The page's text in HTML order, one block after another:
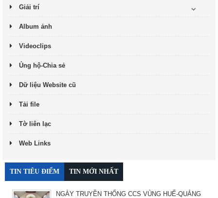
Giải trí
Album ảnh
Videoclips
Ủng hộ-Chia sẻ
Dữ liệu Website cũ
Tải file
Tờ liên lạc
Web Links
TIN TIÊU ĐIỂM TIN MỚI NHẤT
NGÀY TRUYỀN THỐNG CCS VÙNG HUẾ-QUẢNG